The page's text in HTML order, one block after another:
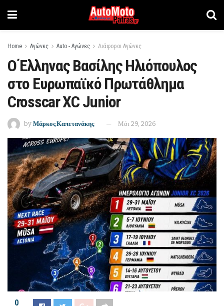
Home Αγώνες Auto - Αγώνες Διάφοροι Αγώνες
Ο Έλληνας Βασίλης Ηλιόπουλος
στο Ευρωπαϊκό Πρωτάθλημα
Crosscar XC Junior
by Μάρκος Καπετανάκης Μάι 29, 2026
0